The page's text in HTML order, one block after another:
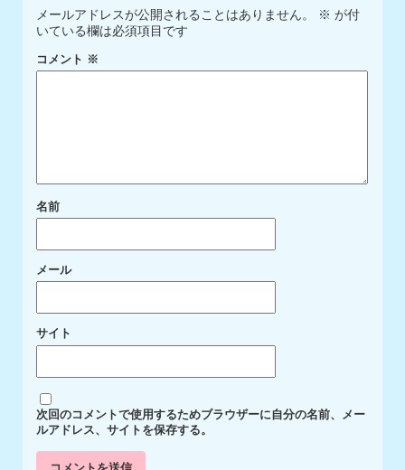
メールアドレスが公開されることはありません。 ※ が付
いている欄は必須項目です
コメント ※
名前
メール
サイト
次回のコメントで使用するためブラウザーに自分の名前、メー
ルアドレス、サイトを保存する。